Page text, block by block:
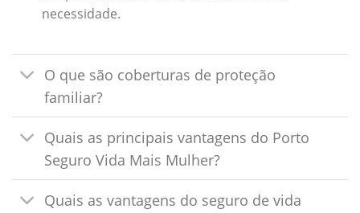
necessidade.
O que são coberturas de proteção
familiar?
Quais as principais vantagens do Porto
Seguro Vida Mais Mulher?
Quais as vantagens do seguro de vida